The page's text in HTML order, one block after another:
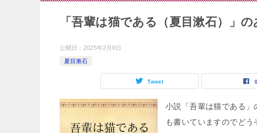
「吾輩は猫である（夏目漱石）」
公開日： 2025年2月9日
夏目漱石
Tweet 0
小説「吾輩は猫である」
も書いていますのでど